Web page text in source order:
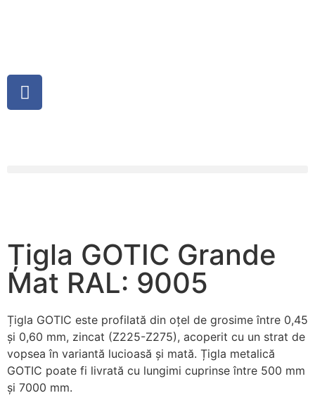
Țigla GOTIC Grande
Mat RAL: 9005
Țigla GOTIC este profilată din oțel de grosime între 0,45
și 0,60 mm, zincat (Z225-Z275), acoperit cu un strat de
vopsea în variantă lucioasă și mată. Țigla metalică
GOTIC poate fi livrată cu lungimi cuprinse între 500 mm
și 7000 mm.